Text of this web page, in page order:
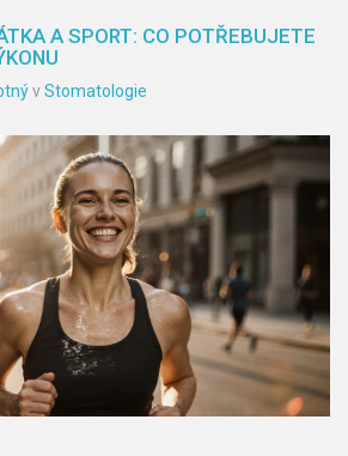
A SPORT: CO POTŘEBUJETE
vStomatologie